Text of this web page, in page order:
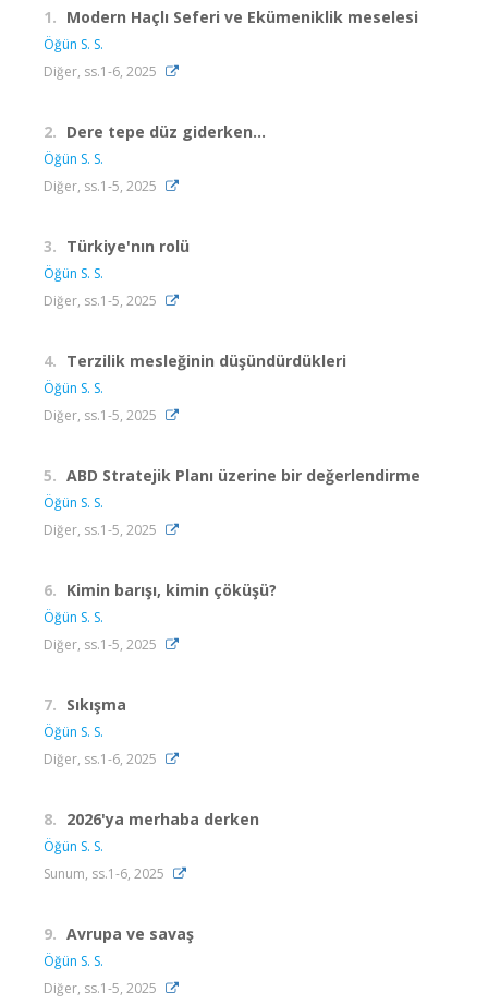
1. Modern Haçlı Seferi ve Ekümeniklik meselesi
Öğün S. S.
Diğer, ss.1-6, 2025
2. Dere tepe düz giderken...
Öğün S. S.
Diğer, ss.1-5, 2025
3. Türkiye'nın rolü
Öğün S. S.
Diğer, ss.1-5, 2025
4. Terzilik mesleğinin düşündürdükleri
Öğün S. S.
Diğer, ss.1-5, 2025
5. ABD Stratejik Planı üzerine bir değerlendirme
Öğün S. S.
Diğer, ss.1-5, 2025
6. Kimin barışı, kimin çöküşü?
Öğün S. S.
Diğer, ss.1-5, 2025
7. Sıkışma
Öğün S. S.
Diğer, ss.1-6, 2025
8. 2026'ya merhaba derken
Öğün S. S.
Sunum, ss.1-6, 2025
9. Avrupa ve savaş
Öğün S. S.
Diğer, ss.1-5, 2025